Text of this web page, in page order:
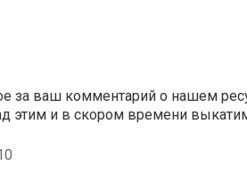
за ваш комментарий о нашем
этим и в скором времени